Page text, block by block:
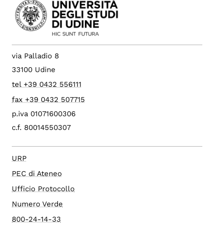
via Palladio 8
33100 Udine
tel +39 0432 556111
fax +39 0432 507715
p.iva 01071600306
c.f. 80014550307
URP
PEC di Ateneo
Ufficio Protocollo
Numero Verde
800-24-14-33